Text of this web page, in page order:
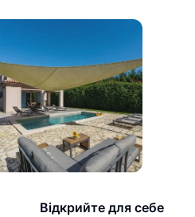
Відкрийте для себе